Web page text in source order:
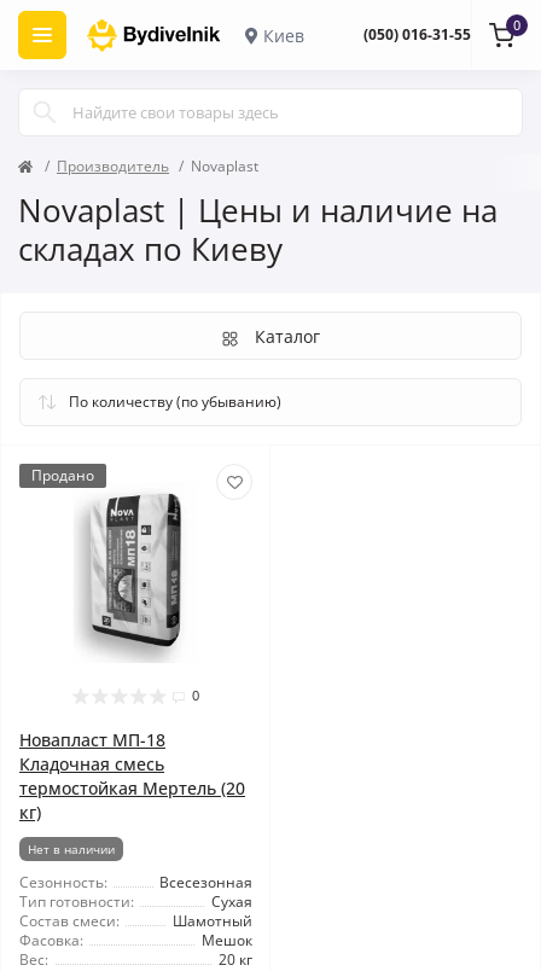
Киев (050) 016-31-55 0
Производитель Novaplast
Novaplast | Цены и наличие на
складах по Киеву
Каталог
Продано
0
Новапласт МП-18
Кладочная смесь
термостойкая Мертель (20
кг)
Нет в наличии
Сезонность:
Всесезонная
Тип готовности:
Сухая
Состав смеси:
Шамотный
Фасовка:
Мешок
Вес:
20 кг